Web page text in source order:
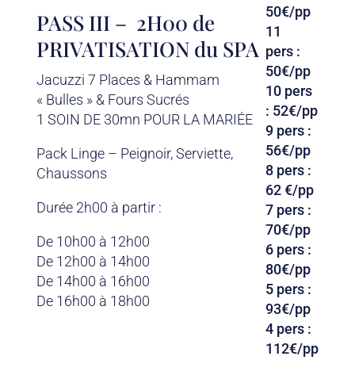
PASS III – 2H00 de
PRIVATISATION du SPA
Jacuzzi 7 Places & Hammam
« Bulles » & Fours Sucrés
1 SOIN DE 30mn POUR LA MARIÉE
Pack Linge – Peignoir, Serviette,
Chaussons
Durée 2h00 à partir :
De 10h00 à 12h00
De 12h00 à 14h00
De 14h00 à 16h00
De 16h00 à 18h00
50€/pp
11
pers :
50€/pp
10 pers
: 52€/pp
9 pers :
56€/pp
8 pers :
62 €/pp
7 pers :
70€/pp
6 pers :
80€/pp
5 pers :
93€/pp
4 pers :
112€/pp